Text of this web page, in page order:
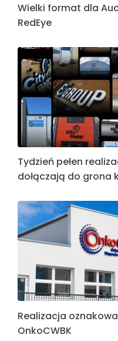
Wielki format dla
RedEye
Tydzień pełen
dołączają do grona
Realizacja
OnkoCWBK